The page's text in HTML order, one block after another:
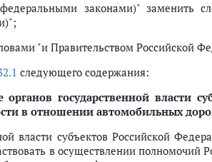
законами)" заменить
"и Правительством Российской
следующего содержания:
органов государственной власти
в отношении автомобильных
власти субъектов Российской
в осуществлении полномочий